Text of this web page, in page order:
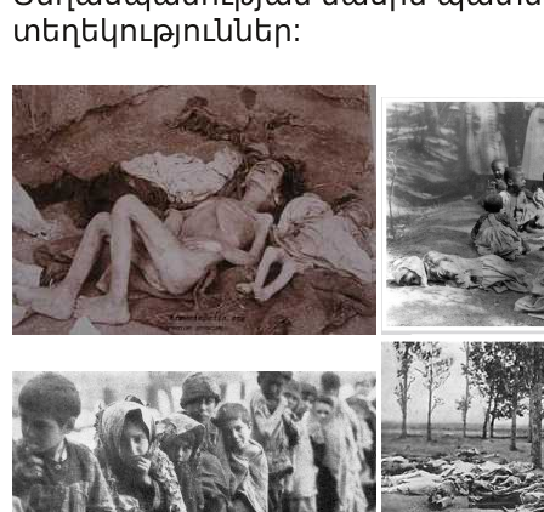
տեղեկություններ: